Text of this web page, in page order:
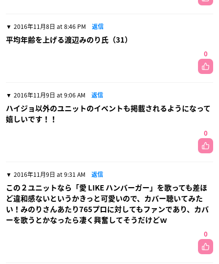
2016年11月8日 at 8:46 PM 返信
平均年齢を上げる渡辺みのり氏（31）
0
2016年11月9日 at 9:06 AM 返信
ハイジョ以外のユニットのイベントも掲載されるようになって
嬉しいです！！
0
2016年11月9日 at 9:31 AM 返信
この２ユニットなら「愛 LIKE ハンバーガー」を歌っても差ほ
ど違和感ないというかきっと可愛いので、カバー聴いてみた
い！みのりさんあたり765プロに対してもファンであり、カバ
ーを歌うとかなったら凄く興奮してそうだけどｗ
0